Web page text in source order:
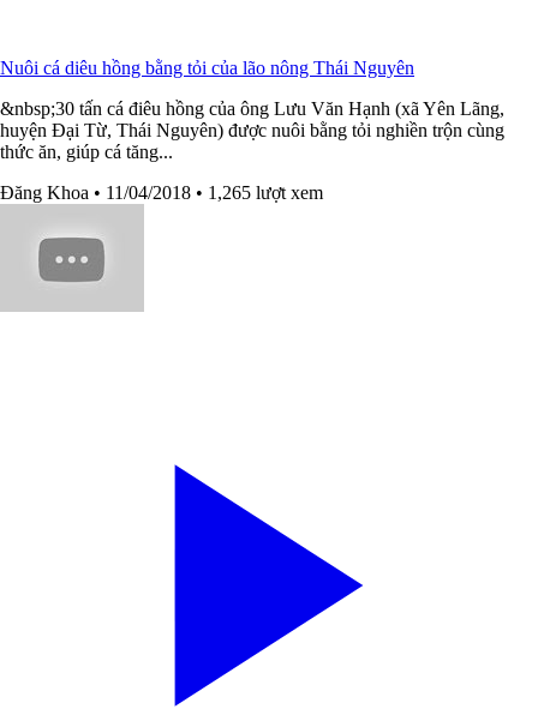
Nuôi cá diêu hồng bằng tỏi của lão nông Thái Nguyên
&nbsp;30 tấn cá điêu hồng của ông Lưu Văn Hạnh (xã Yên Lãng,
huyện Đại Từ, Thái Nguyên) được nuôi bằng tỏi nghiền trộn cùng
thức ăn, giúp cá tăng...
Đăng Khoa • 11/04/2018 • 1,265 lượt xem